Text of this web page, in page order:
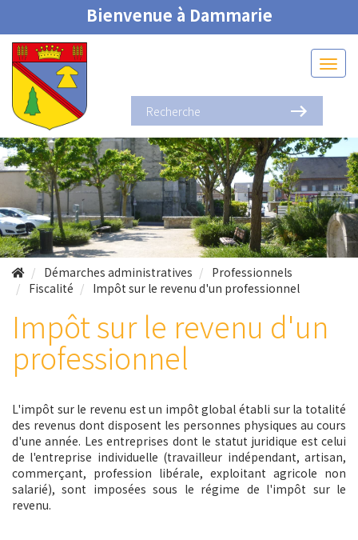
Bienvenue à Dammarie
Démarches administratives
Professionnels
Fiscalité
Impôt sur le revenu d'un professionnel
Impôt sur le revenu d'un
professionnel
L'impôt sur le revenu est un impôt global établi sur la totalité
des revenus dont disposent les personnes physiques au cours
d'une année. Les entreprises dont le statut juridique est celui
de l'entreprise individuelle (travailleur indépendant, artisan,
commerçant, profession libérale, exploitant agricole non
salarié), sont imposées sous le régime de l'impôt sur le
revenu.